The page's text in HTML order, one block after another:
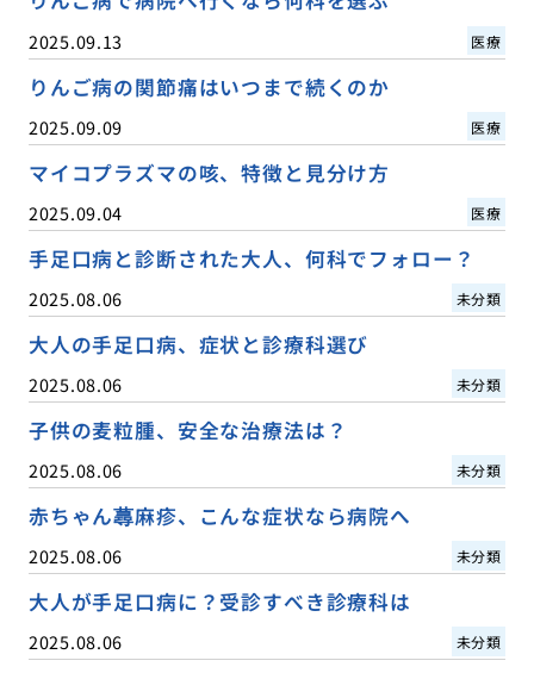
2025.09.13 医療
りんご病の関節痛はいつまで続くのか
2025.09.09 医療
マイコプラズマの咳、特徴と見分け方
2025.09.04 医療
手足口病と診断された大人、何科でフォロー？
2025.08.06 未分類
大人の手足口病、症状と診療科選び
2025.08.06 未分類
子供の麦粒腫、安全な治療法は？
2025.08.06 未分類
赤ちゃん蕁麻疹、こんな症状なら病院へ
2025.08.06 未分類
大人が手足口病に？受診すべき診療科は
2025.08.06 未分類